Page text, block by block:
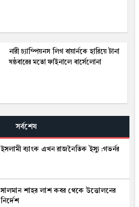
নারী চ্যাম্পিয়নস লিগ বায়ার্নকে হারিয়ে টানা
ষষ্ঠবারের মতো ফাইনালে বার্সেলোনা
সর্বশেষ
ইসলামী ব্যাংক এখন রাজনৈতিক ইস্যু :গভর্নর
সালমান শাহর লাশ কবর থেকে উত্তোলনের
নির্দেশ